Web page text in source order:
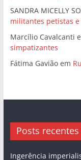
SANDRA MICELLY
militantes petistas
Marcílio Cavalcanti
simpatizantes
Fátima Gaviãoem
Posts recentes
Ingerência